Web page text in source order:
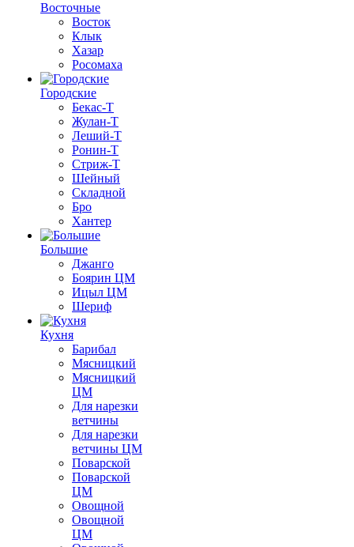
Восточные
Восток
Клык
Хазар
Росомаха
Городские
Бекас-Т
Жулан-Т
Леший-Т
Ронин-Т
Стриж-Т
Шейный
Складной
Бро
Хантер
Большие
Джанго
Боярин ЦМ
Ицыл ЦМ
Шериф
Кухня
Барибал
Мясницкий
Мясницкий
ЦМ
Для нарезки
ветчины
Для нарезки
ветчины ЦМ
Поварской
Поварской
ЦМ
Овощной
Овощной
ЦМ